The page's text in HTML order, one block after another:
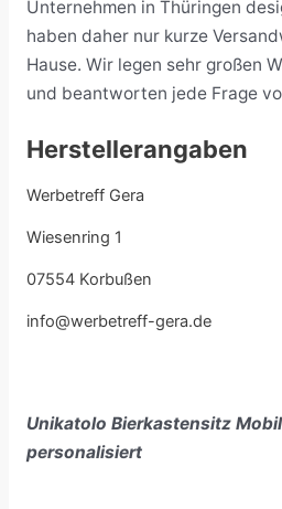
Unternehmen in Thüringen
haben daher nur kurze
Hause. Wir legen sehr großen
und beantworten jede Frage
Herstellerangaben
Werbetreff Gera
Wiesenring 1
07554 Korbußen
info@werbetreff-gera.de
Unikatolo Bierkastensitz
personalisiert